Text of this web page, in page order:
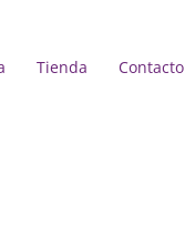
Tienda Contacto